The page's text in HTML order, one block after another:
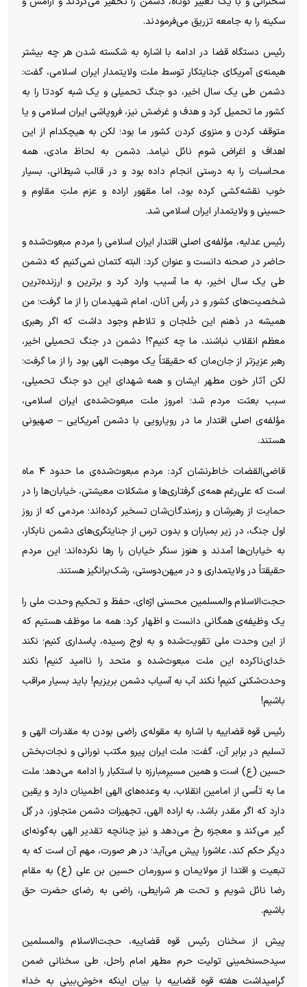
سکینه را به جامعه تزریق می‌فرمودند.
رئیس دستگاه قضا در ادامه با اشاره به شکسته شدن هر چه بیشتر
هیمنه‌ی آمریکای جنایتکار توسط ملت ولایتمدار ایران اسلامی، گفت:
دشمن طی یک سال اخیر، دو جنگ تحمیلی و یک شبه کودتا را به
کشور ما تحمیل کرد و هدف و غرضش نیز، فروپاشی ایران اسلامی و یا
متوقف کردن و منزوی کردن کشور ما بود؛ لکن به هیچکدام از این
اهداف و اغراض شوم نائل نیامد. دشمن به لحاظ مادی، همه
محاسبات را به درستی انجام داده بود و در قالب شیطانی، بسیار
خوب نقشه‌کشی کرده بود، اما مقهور اراده و عزم ملتِ مقاوم و
حسینی و ولایتمدار ایران اسلامی شد.
رئیس عدلیه، مؤلفه‌ی اصلی اقتدار ایران اسلامی را مردم مبعوث‌شده و
حاضر در صحنه دانست و عنوان کرد: البته کتمان نمی‌کنیم که دشمن
طی یک سال اخیر، به ما آسیب وارد کرد و برترین و ارزنده‌ترین
شخصیت‌های کشور و در رأس آنان، امام شهیدمان را از ما گرفت؛ من
همیشه در ذهنم این خَلجان و تلاطم وجود داشت که اگر رهبری
معظم انقلاب نباشند، ما چه کنیم؟! دشمن در جنگ تحمیلی اخیر،
رهبر عزیزتر از جان‌مان که حقیقتاً یک موهبت الهی بود را از ما گرفت؛
لکن آثار خون مطهر ایشان و همه شهدای این دو جنگ تحمیلی،
سبب بعثت مردم شد؛ امروز ملت مبعوث‌شده‌ی ایران اسلامی،
مؤلفه‌ی اصلی اقتدار ما در رویارویی با دشمن آمریکایی – صهیونی
هستند.
قاضی‌القضات خاطرنشان کرد: مردم مبعوث‌شده‌ی ما حدود ۴ ماه
است که علی‌رغم همه‌ی گرفتاری‌ها و مشکلات معیشتی، خیابان‌ها را در
حمایت از رهبرشان و رزمندگان‌شان تسخیر کرده‌اند؛ مردمی که از روز
اول جنگ، در زیر بمباران و بدون ترس از جنایتگری‌های دشمن نابکار،
به خیابان‌ها آمدند و هنوز سنگر خیابان را رها نکرده‌اند؛ این مردم
حقیقتاً در ولایتمداری و در میهن‌دوستی، رشک‌برانگیز هستند.
حجت‌الاسلام والمسلمین محسنی اژه‌ای، حفظ و تحکیم وحدت ملی را
یک وظیفه‌ی همگانی دانست و اظهار کرد: همه ما موظف هستیم که
از این وحدت ملی تقویت‌شده و به اوج رسیده، پاسداری کنیم؛ نکند
خدای‌ناکرده این ملت مبعوث‌شده و متحد را ناامید کنیم! نکند
وحدت‌شکنی کنیم! نکند آب به آسیاب دشمن بریزیم! باید بسیار مراقب
باشیم!
رئیس قوه قضاییه با اشاره به مقوله‌ی راضی بودن به مقدرات الهی و
تسلیم در برابر آن، گفت: ملت ایران پیرو مکتب نورانی و نجات‌بخش
حسین (ع) است و همین مسیرِمبارزه با استکبار را ادامه می‌دهد؛ ملت
ما به تأسی از امامین انقلاب، به وعده‌های الهی اطمینان دارد و یقین
دارد که اگر مقدر باشد، به اراده الهی، تجهیزات دشمن متجاوز، در گِل
گیر می‌کند و معجزه رخ می‌دهد و نیز چنانچه تقدیر الهی به‌گونه‌ای
دیگر حکم کند، عاشورا پیش می‌آید؛ در هر صورت، مهم آن است که به
تبعیت و اقتدا از مولایمان و سرورمان حسین بن علی (ع) به مقام
رضا نائل شویم و تحت هر شرایطی، راضی به رضای حضرت حق
باشیم.
پیش از سخنان رئیس قوه قضاییه، حجت‌الاسلام والمسلمین
سیدحسنخمینی تولیت حرم مطهر امام راحل، طی سخنانی ضمن
گرامیداشت هفته قوه قضاییه با بیان اینکه «خوش‌بینی به خدا»